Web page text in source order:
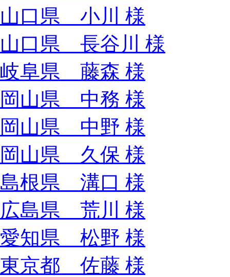
山口県 小川 様
山口県 長谷川 様
岐阜県 藤森 様
岡山県 中務 様
岡山県 中野 様
岡山県 久保 様
島根県 溝口 様
広島県 荒川 様
愛知県 松野 様
東京都 佐藤 様